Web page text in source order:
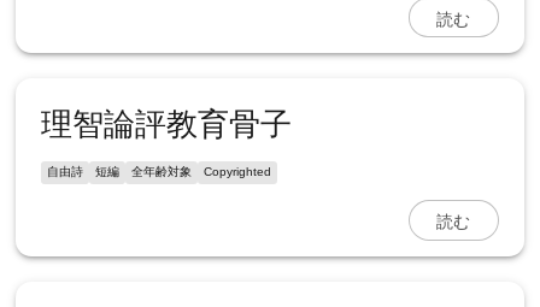
読む
理智論評教育骨子
自由詩 短編 全年齢対象 Copyrighted
読む